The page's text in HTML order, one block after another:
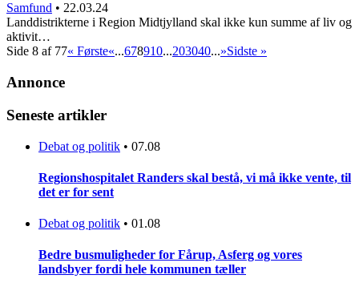
Samfund • 22.03.24
Landdistrikterne i Region Midtjylland skal ikke kun summe af liv og
aktivit…
Side 8 af 77« Første«...678910...203040...»Sidste »
Annonce
Seneste artikler
Debat og politik • 07.08
Regionshospitalet Randers skal bestå, vi må ikke vente, til
det er for sent
Debat og politik • 01.08
Bedre busmuligheder for Fårup, Asferg og vores
landsbyer fordi hele kommunen tæller